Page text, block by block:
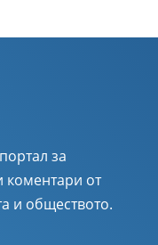
за
коментари от
и обществото.